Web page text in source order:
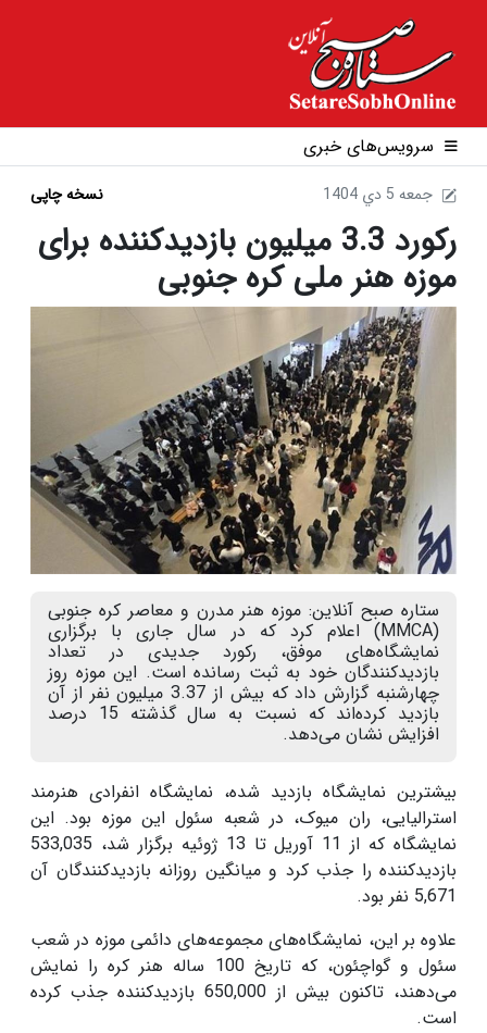
سرویس‌های خبری
1404 جمعه 5 دي نسخه چاپی
رکورد 3.3 میلیون بازدیدکننده برای
موزه هنر ملی کره جنوبی
ستاره صبح آنلاین: موزه هنر مدرن و معاصر کره جنوبی
(MMCA) اعلام کرد که در سال جاری با برگزاری
نمایشگاه‌های موفق، رکورد جدیدی در تعداد
بازدیدکنندگان خود به ثبت رسانده است. این موزه روز
چهارشنبه گزارش داد که بیش از 3.37 میلیون نفر از آن
بازدید کرده‌اند که نسبت به سال گذشته 15 درصد
افزایش نشان می‌دهد.
بیشترین نمایشگاه بازدید شده، نمایشگاه انفرادی هنرمند
استرالیایی، ران میوک، در شعبه سئول این موزه بود. این
نمایشگاه که از 11 آوریل تا 13 ژوئیه برگزار شد، 533,035
بازدیدکننده را جذب کرد و میانگین روزانه بازدیدکنندگان آن
5,671 نفر بود.
علاوه بر این، نمایشگاه‌های مجموعه‌های دائمی موزه در شعب
سئول و گواچئون، که تاریخ 100 ساله هنر کره را نمایش
می‌دهند، تاکنون بیش از 650,000 بازدیدکننده جذب کرده
است.